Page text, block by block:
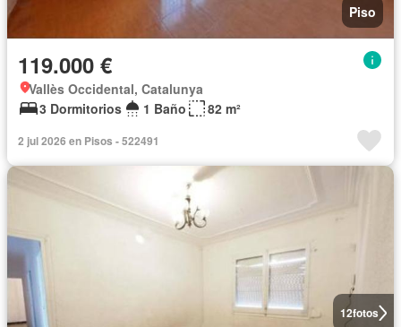
Piso
119.000 €
Vallès Occidental, Catalunya
3 Dormitorios
1 Baño 82 m²
2 jul 2026 en Pisos - 522491
12fotos